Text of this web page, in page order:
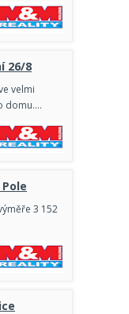
26/8
velmi
domu.…
3 152